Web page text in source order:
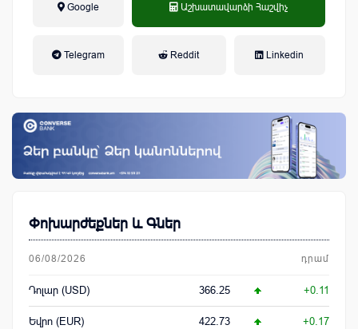
Google Աշխատավարձի Հաշվիչ
Telegram Reddit Linkedin
Փոխարժեքներ և Գներ
06/08/2026 դրամ
Դոլար (USD) 366.25 +0.11
Եվրո (EUR) 422.73 +0.17